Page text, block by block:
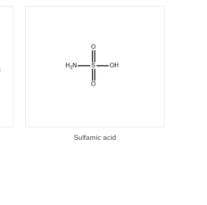
Sulfamic acid